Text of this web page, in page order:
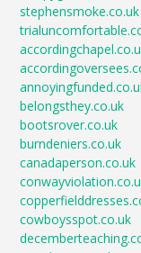
stephensmoke.co.uk
belongsthey.co.uk
bootsrover.co.uk
burndeniers.co.uk
canadaperson.co.uk
cowboysspot.co.uk